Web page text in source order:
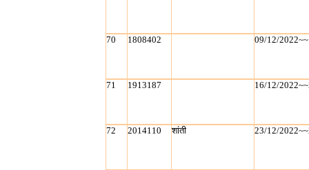
70 1808402 09/12/
71 1913187 16/12/
72 2014110 शांती 23/12/